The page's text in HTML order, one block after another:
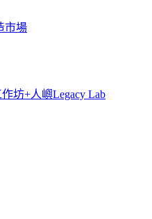
市場
坊+人嶼Legacy Lab